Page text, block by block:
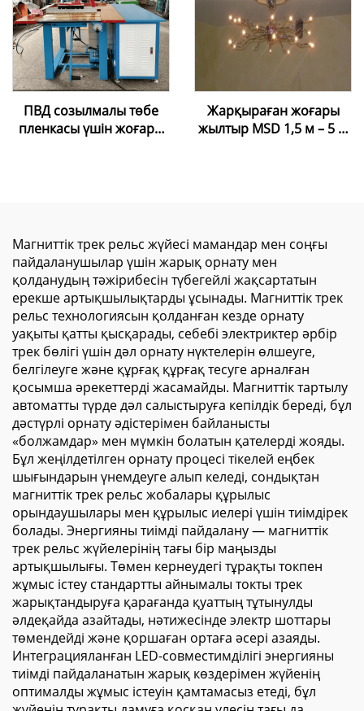
ПВД созылмалы төбе
пленкасы үшін жоғары
Жарқыраған жоғары
жылтыр MSD 1,5 м – 5 м
Магниттік трек рельс жүйесі мамандар мен соңғы
пайдаланушылар үшін жарық орнату мен
қолданудың тәжірибесін түбегейлі жақсартатын
ерекше артықшылықтарды ұсынады. Магниттік трек
рельс технологиясын қолданған кезде орнату
уақыты қатты қысқарады, себебі электриктер әрбір
трек бөлігі үшін дәл орнату нүктелерін өлшеуге,
белгілеуге және құрғақ құрғақ тесуге арналған
қосымша әрекеттерді жасамайды. Магниттік тартылу
автоматты түрде дәл салыстыруға кепілдік береді, бұл
дәстүрлі орнату әдістерімен байланысты
«болжамдар» мен мүмкін болатын қателерді жояды.
Бұл жеңілдетілген орнату процесі тікелей еңбек
шығындарын үнемдеуге алып келеді, сондықтан
магниттік трек рельс жобалары құрылыс
орындаушылары мен құрылыс иелері үшін тиімдірек
болады. Энергияны тиімді пайдалану — магниттік
трек рельс жүйелерінің тағы бір маңызды
артықшылығы. Төмен кернеудегі тұрақты токпен
жұмыс істеу стандартты айнымалы токты трек
жарықтандыруға қарағанда қуаттың тұтынулды
әлдеқайда азайтады, нәтижесінде электр шоттары
төмендейді және қоршаған ортаға әсері азаяды.
Интеграцияланған LED-совместимділігі энергияны
тиімді пайдаланатын жарық көздерімен жүйенің
оптималды жұмыс істеуін қамтамасыз етеді, бұл